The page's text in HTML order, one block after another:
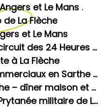
et Le Mans .
La Flèche
et Le Mans
Hébergement près du circuit des 24 Heures du Mans
à La Flèche
Hébergement pour commerciaux en Sarthe – soirée étape à La Flèche
Table d’hôtes à La Flèche – dîner maison et soirée étape en Sarthe
Hébergement près du Prytanée militaire de La Flèche